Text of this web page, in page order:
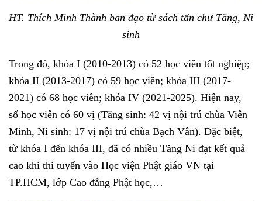
HT. Thích Minh Thành ban đạo từ sách tấn chư Tăng, Ni
sinh
Trong đó, khóa I (2010-2013) có 52 học viên tốt nghiệp;
khóa II (2013-2017) có 59 học viên; khóa III (2017-
2021) có 68 học viên; khóa IV (2021-2025). Hiện nay,
số học viên có 60 vị (Tăng sinh: 42 vị nội trú chùa Viên
Minh, Ni sinh: 17 vị nội trú chùa Bạch Vân). Đặc biệt,
từ khóa I đến khóa III, đã có nhiều Tăng Ni đạt kết quả
cao khi thi tuyển vào Học viện Phật giáo VN tại
TP.HCM, lớp Cao đẳng Phật học,…